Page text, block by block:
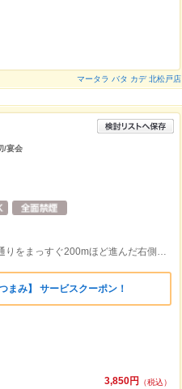
マータラ バタ カデ 北松戸店
/宴会
八千代台駅から258m/八千代台駅東口から大通りをまっすぐ200mほど進んだ右側 ソフトバンクショップの2階
まみ】 サービスクーポン！
3,850円
（税込）